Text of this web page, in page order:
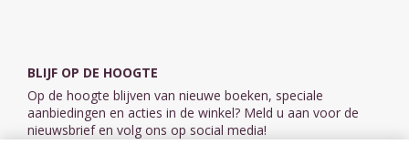
BLIJF OP DE HOOGTE
Op de hoogte blijven van nieuwe boeken, speciale
aanbiedingen en acties in de winkel? Meld u aan voor de
nieuwsbrief en volg ons op social media!